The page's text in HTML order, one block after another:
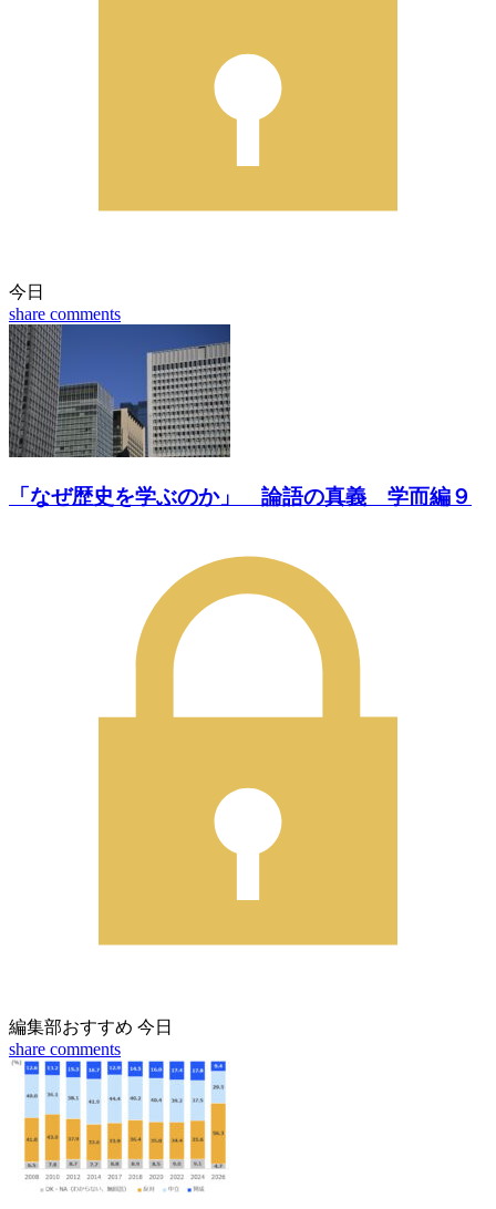
今日
share comments
「なぜ歴史を学ぶのか」 論語の真義 学而編９
編集部おすすめ 今日
share comments